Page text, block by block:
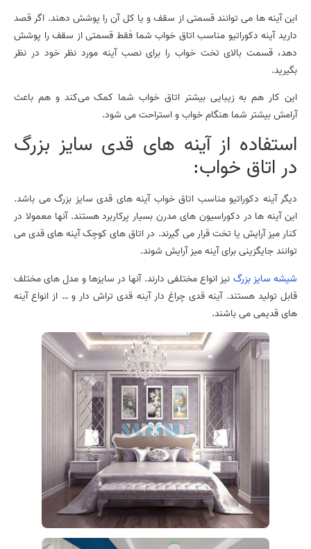
این آینه ها می توانند قسمتی از سقف و یا کل آن را پوشش دهند. اگر قصد
دارید آینه دکوراتیو مناسب اتاق خواب شما فقط قسمتی از سقف را پوشش
دهد، قسمت بالای تخت خواب را برای نصب آینه مورد نظر خود در نظر
بگیرید.
این کار هم به زیبایی بیشتر اتاق خواب شما کمک می‌کند و هم باعث
آرامش بیشتر شما هنگام خواب و استراحت می شود.
استفاده از آینه های قدی سایز بزرگ
در اتاق خواب:
دیگر آینه دکوراتیو مناسب اتاق خواب آینه های قدی سایز بزرگ می باشد.
این آینه ها در دکوراسیون های مدرن بسیار پرکاربرد هستند. آنها معمولا در
کنار میز آرایش یا تخت قرار می گیرند. در اتاق های کوچک آینه های قدی می
توانند جایگزینی برای آینه میز آرایش شوند.
شیشه سایز بزرگ نیز انواع مختلفی دارند. آنها در سایزها و مدل های مختلف
قابل تولید هستند. آینه قدی چراغ دار آینه قدی تراش دار و … از انواع آینه
های قدیمی می باشند.